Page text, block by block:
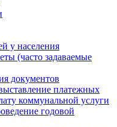
у населения
(часто задаваемые
документов
платежных
коммунальной услуги
годовой